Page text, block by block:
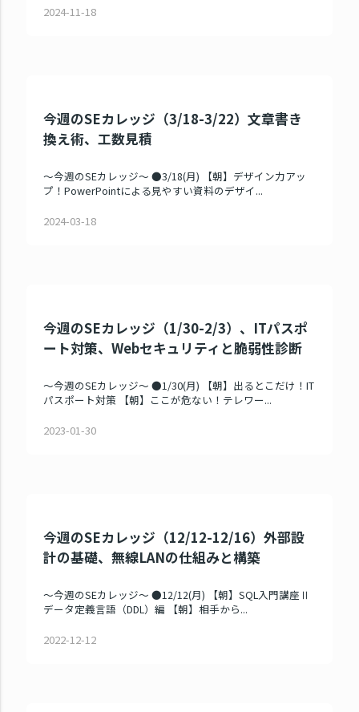
2024-11-18
今週のSEカレッジ（3/18-3/22）文章書き
換え術、工数見積
～今週のSEカレッジ～ ●3/18(月) 【朝】デザイン力アッ
プ！PowerPointによる見やすい資料のデザイ...
2024-03-18
今週のSEカレッジ（1/30-2/3）、ITパスポ
ート対策、Webセキュリティと脆弱性診断
～今週のSEカレッジ～ ●1/30(月) 【朝】出るとこだけ！IT
パスポート対策 【朝】ここが危ない！テレワー...
2023-01-30
今週のSEカレッジ（12/12-12/16）外部設
計の基礎、無線LANの仕組みと構築
～今週のSEカレッジ～ ●12/12(月) 【朝】SQL入門講座Ⅱ
データ定義言語（DDL）編 【朝】相手から...
2022-12-12